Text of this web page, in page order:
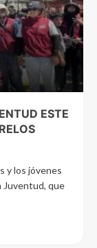
ESTE
y los jóvenes
Juventud, que